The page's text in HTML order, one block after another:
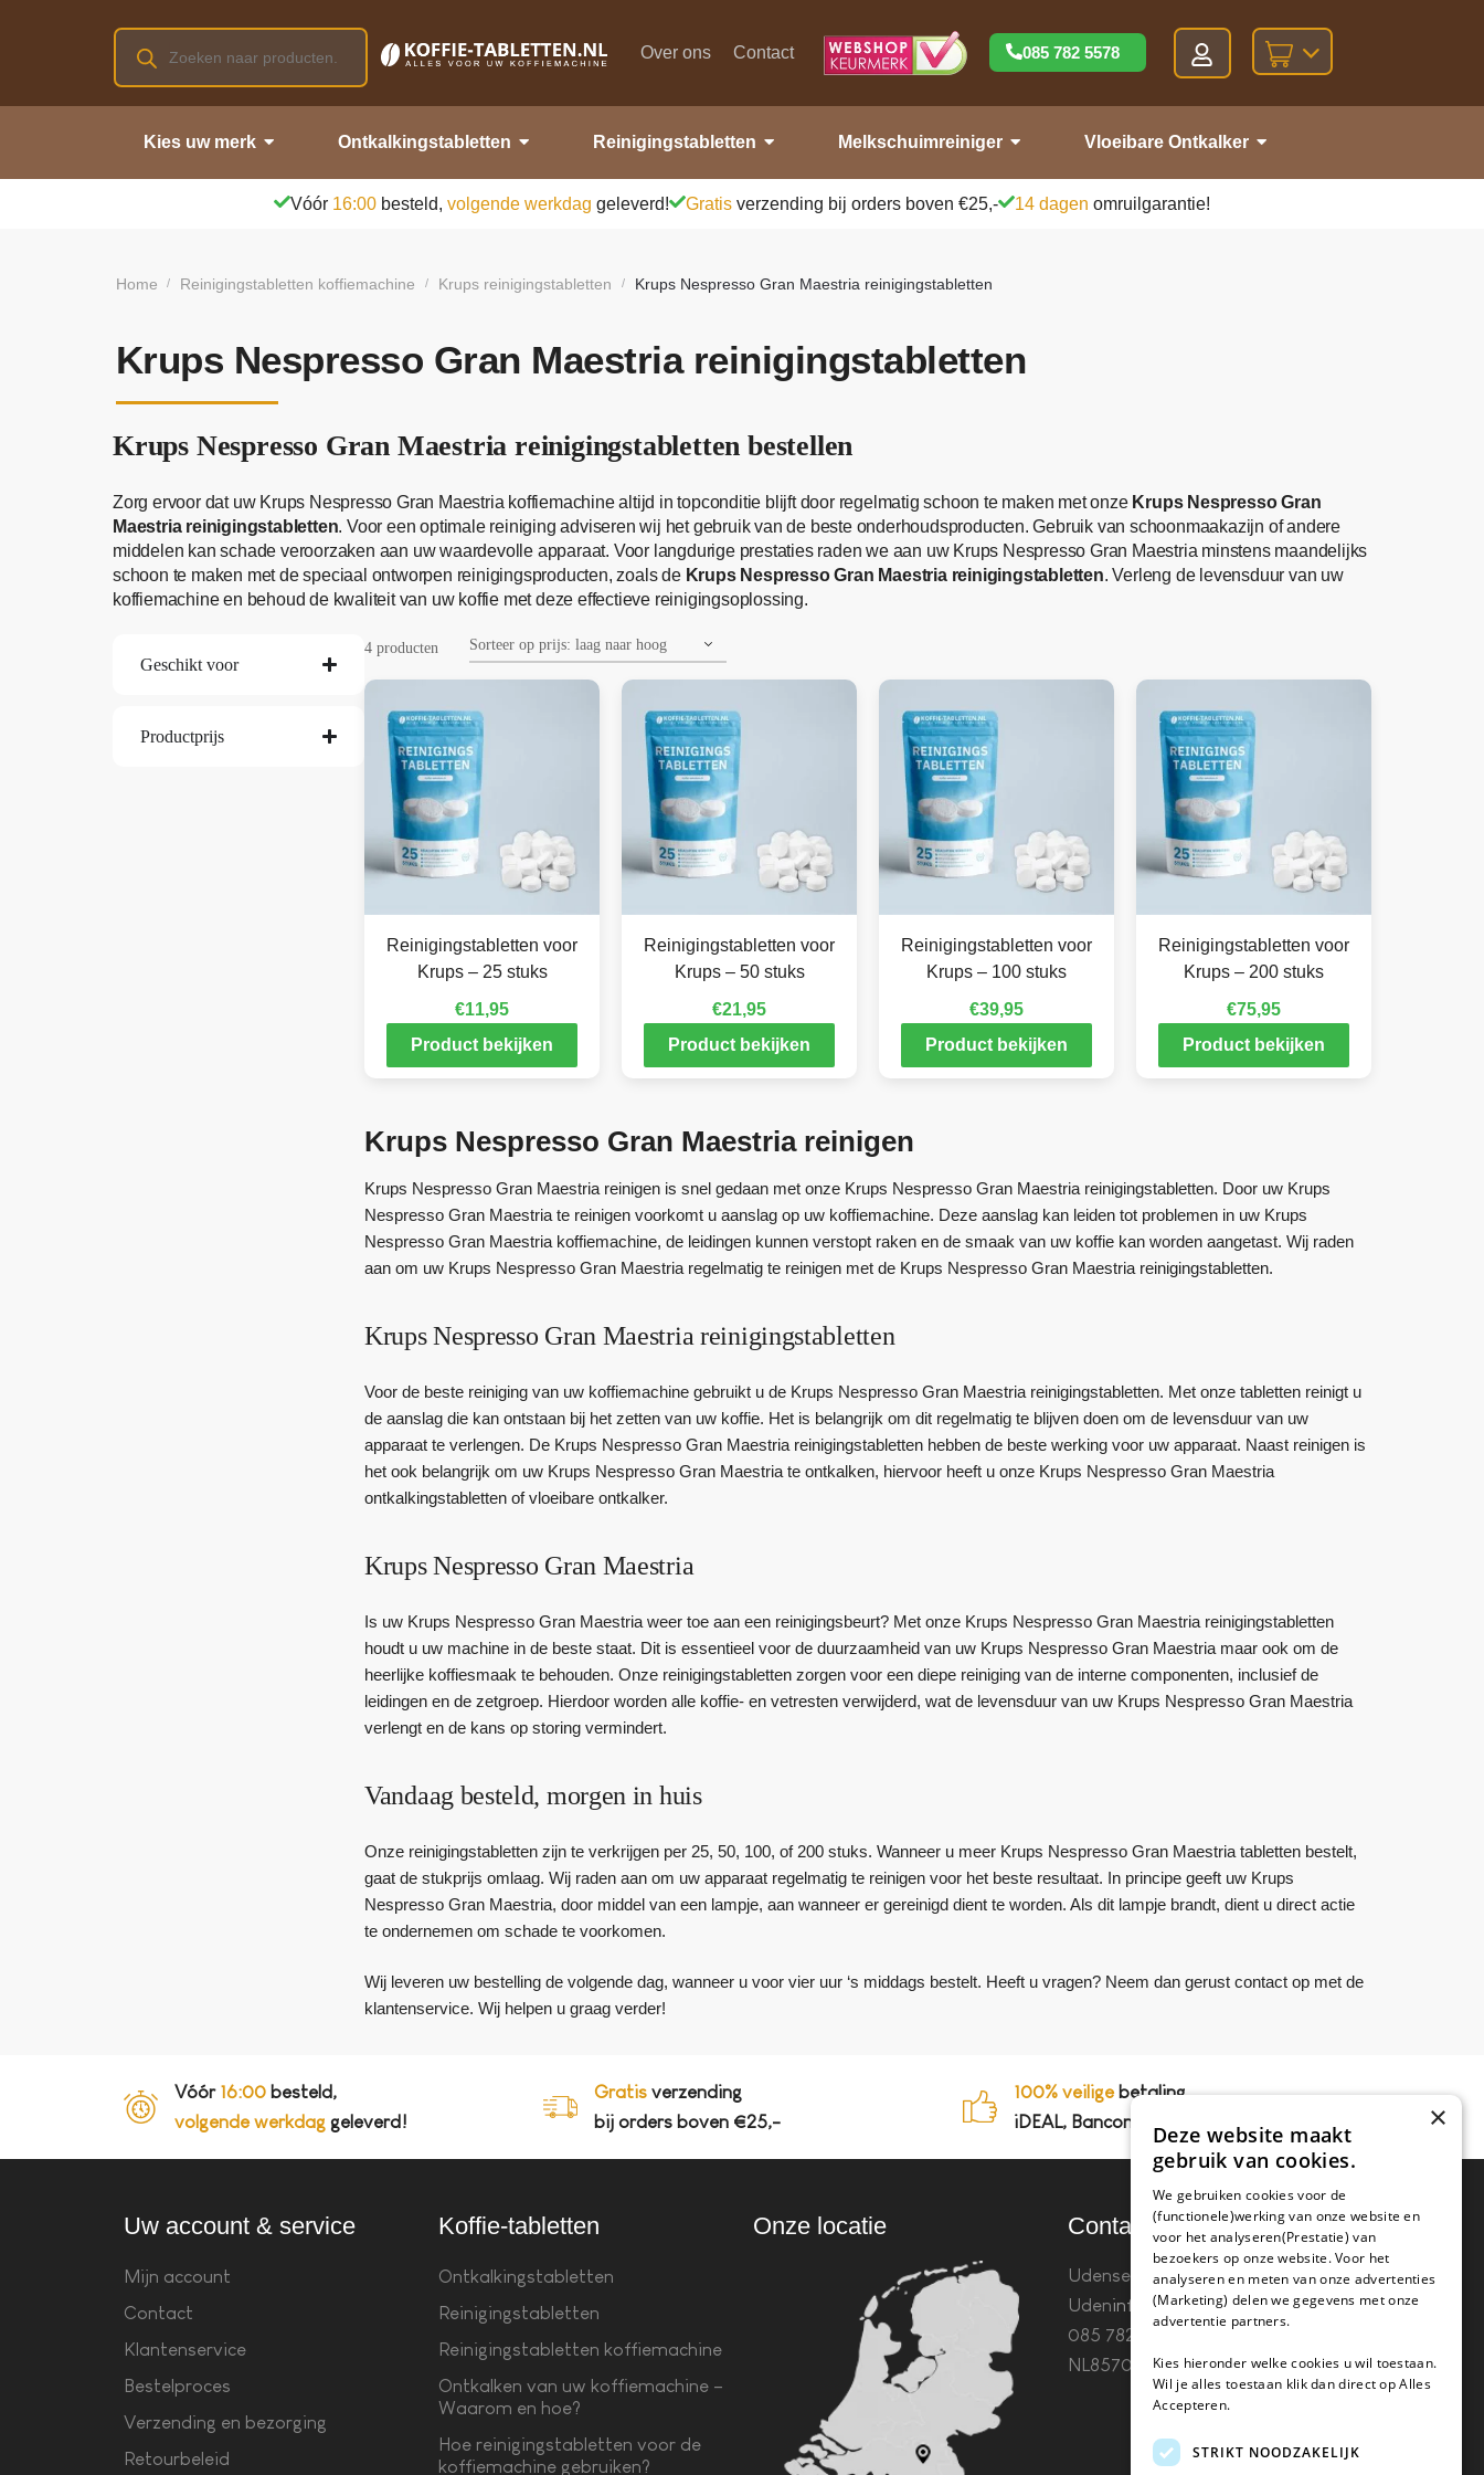
Over ons Contact 085 782 5578
Kies uw merk Ontkalkingstabletten Reinigingstabletten Melkschuimreiniger Vloeibare Ontkalker
Vóór 16:00 besteld, volgende werkdag geleverd! Gratis verzending bij orders boven €25,- 14 dagen omruilgarantie!
Home / Reinigingstabletten koffiemachine / Krups reinigingstabletten / Krups Nespresso Gran Maestria reinigingstabletten
Krups Nespresso Gran Maestria reinigingstabletten
Krups Nespresso Gran Maestria reinigingstabletten bestellen
Zorg ervoor dat uw Krups Nespresso Gran Maestria koffiemachine altijd in topconditie blijft door regelmatig schoon te maken met onze Krups Nespresso Gran
Maestria reinigingstabletten. Voor een optimale reiniging adviseren wij het gebruik van de beste onderhoudsproducten. Gebruik van schoonmaakazijn of andere
middelen kan schade veroorzaken aan uw waardevolle apparaat. Voor langdurige prestaties raden we aan uw Krups Nespresso Gran Maestria minstens maandelijks
schoon te maken met de speciaal ontworpen reinigingsproducten, zoals deKrups Nespresso Gran Maestria reinigingstabletten. Verleng de levensduur van uw
koffiemachine en behoud de kwaliteit van uw koffie met deze effectieve reinigingsoplossing.
Geschikt voor
Productprijs
4 producten
Reinigingstabletten voor
Krups – 25 stuks
€11,95
Product bekijken
Reinigingstabletten voor
Krups – 50 stuks
€21,95
Product bekijken
Reinigingstabletten voor
Krups – 100 stuks
€39,95
Product bekijken
Reinigingstabletten voor
Krups – 200 stuks
€75,95
Product bekijken
Krups Nespresso Gran Maestria reinigen
Krups Nespresso Gran Maestria reinigen is snel gedaan met onze Krups Nespresso Gran Maestria reinigingstabletten. Door uw Krups
Nespresso Gran Maestria te reinigen voorkomt u aanslag op uw koffiemachine. Deze aanslag kan leiden tot problemen in uw Krups
Nespresso Gran Maestria koffiemachine, de leidingen kunnen verstopt raken en de smaak van uw koffie kan worden aangetast. Wij raden
aan om uw Krups Nespresso Gran Maestria regelmatig te reinigen met de Krups Nespresso Gran Maestria reinigingstabletten.
Krups Nespresso Gran Maestria reinigingstabletten
Voor de beste reiniging van uw koffiemachine gebruikt u de Krups Nespresso Gran Maestria reinigingstabletten. Met onze tabletten reinigt u
de aanslag die kan ontstaan bij het zetten van uw koffie. Het is belangrijk om dit regelmatig te blijven doen om de levensduur van uw
apparaat te verlengen. De Krups Nespresso Gran Maestria reinigingstabletten hebben de beste werking voor uw apparaat. Naast reinigen is
het ook belangrijk om uw Krups Nespresso Gran Maestria te ontkalken, hiervoor heeft u onze Krups Nespresso Gran Maestria
ontkalkingstabletten of vloeibare ontkalker.
Krups Nespresso Gran Maestria
Is uw Krups Nespresso Gran Maestria weer toe aan een reinigingsbeurt? Met onze Krups Nespresso Gran Maestria reinigingstabletten
houdt u uw machine in de beste staat. Dit is essentieel voor de duurzaamheid van uw Krups Nespresso Gran Maestria maar ook om de
heerlijke koffiesmaak te behouden. Onze reinigingstabletten zorgen voor een diepe reiniging van de interne componenten, inclusief de
leidingen en de zetgroep. Hierdoor worden alle koffie- en vetresten verwijderd, wat de levensduur van uw Krups Nespresso Gran Maestria
verlengt en de kans op storing vermindert.
Vandaag besteld, morgen in huis
Onze reinigingstabletten zijn te verkrijgen per 25, 50, 100, of 200 stuks. Wanneer u meer Krups Nespresso Gran Maestria tabletten bestelt,
gaat de stukprijs omlaag. Wij raden aan om uw apparaat regelmatig te reinigen voor het beste resultaat. In principe geeft uw Krups
Nespresso Gran Maestria, door middel van een lampje, aan wanneer er gereinigd dient te worden. Als dit lampje brandt, dient u direct actie
te ondernemen om schade te voorkomen.
Wij leveren uw bestelling de volgende dag, wanneer u voor vier uur ‘s middags bestelt. Heeft u vragen? Neem dan gerust contact op met de
klantenservice. Wij helpen u graag verder!
Vóór 16:00 besteld,
volgende werkdag geleverd!
Gratis verzending
bij orders boven €25,-
100% veiligebetaling,
iDEAL, Bancontact en op rekening
Uw account & service
Mijn account
Contact
Klantenservice
Bestelproces
Verzending en bezorging
Retourbeleid
Koffie-tabletten
Ontkalkingstabletten
Reinigingstabletten
Reinigingstabletten koffiemachine
Ontkalken van uw koffiemachine –
Waarom en hoe?
Hoe reinigingstabletten voor de
koffiemachine gebruiken?
Onze locatie Contact
Udenseweg 8B 5405 PA
Udeninfo(@)koffie-tabletten.nlTel.
085 782 5578KvK 67529623 Btw:
NL857053759B01
×
Deze website maakt
gebruik van cookies.
We gebruiken cookies voor de
(functionele)werking van onze website en
voor het analyseren(Prestatie) van
bezoekers op onze website. Voor het
analyseren en meten van onze advertenties
(Marketing) delen we gegevens met onze
advertentie partners.
Kies hieronder welke cookies u wil toestaan.
Wil je alles toestaan klik dan direct op Alles
Accepteren.
STRIKT NOODZAKELIJK